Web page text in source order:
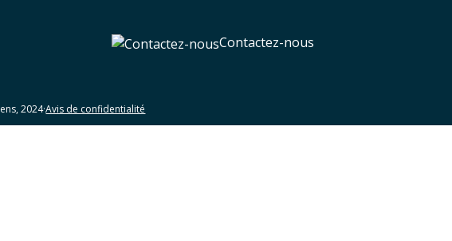
Contactez-nous
2024·Avis de confidentialité